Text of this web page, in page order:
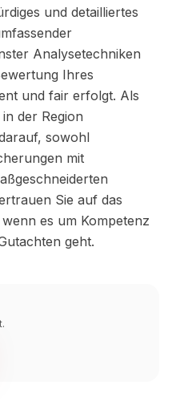
und detailliertes
Analysetechniken
Ihres
und fair erfolgt. Als
der Region
sowohl
mit
Sie auf das
es um Kompetenz
geht.